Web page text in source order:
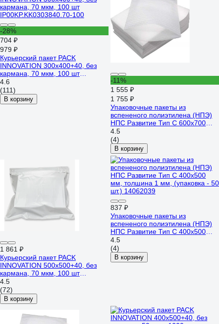
-28%
704 ₽
979 ₽
Курьерский пакет PACK
INNOVATION 300x400+40, без
кармана, 70 мкм, 100 шт
IP00KP.KK0303840.70-100
4.6
(111)
В корзину
-11%
1 555 ₽
1 755 ₽
Упаковочные пакеты из
вспененого полиэтилена (НПЭ)
НПС Развитие Тип С 600x700
мм, толщина 1 мм, (упаковка - 50
шт.) 14062041
4.5
(4)
В корзину
1 861 ₽
Курьерский пакет PACK
INNOVATION 500x500+40, без
кармана, 70 мкм, 100 шт
IP00KP.KK005050.70-1
4.5
(72)
В корзину
837 ₽
Упаковочные пакеты из
вспененого полиэтилена (НПЭ)
НПС Развитие Тип С 400x500
мм, толщина 1 мм, (упаковка - 50
шт.) 14062039
4.5
(4)
В корзину